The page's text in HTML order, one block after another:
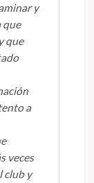
y
que
que
a
veces
club y